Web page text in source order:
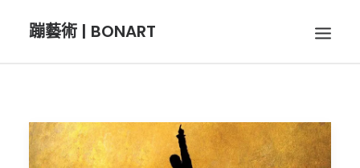
蹦藝術 | BONART
BON呼吸